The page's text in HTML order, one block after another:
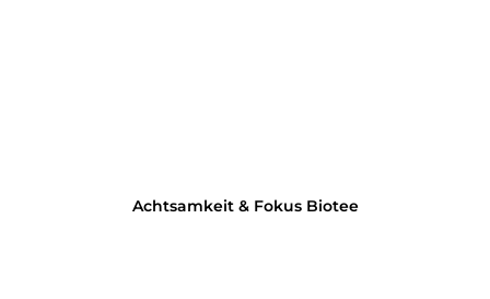
Achtsamkeit & Fokus Biotee